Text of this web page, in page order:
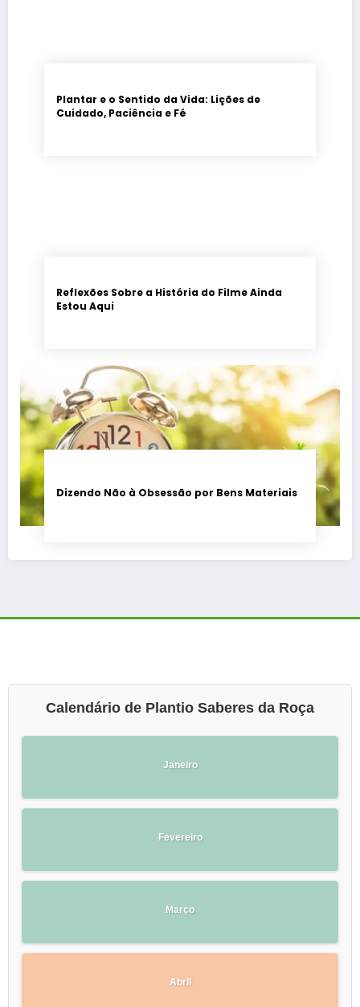
Plantar e o Sentido da Vida: Lições de
Cuidado, Paciência e Fé
Reflexões Sobre a História do Filme Ainda
Estou Aqui
Dizendo Não à Obsessão por Bens Materiais
Calendário de Plantio Saberes da Roça
Janeiro
Fevereiro
Março
Abril